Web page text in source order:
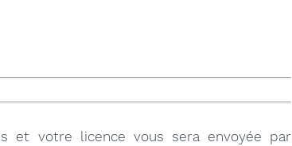
et votre licence vous sera envoyée par